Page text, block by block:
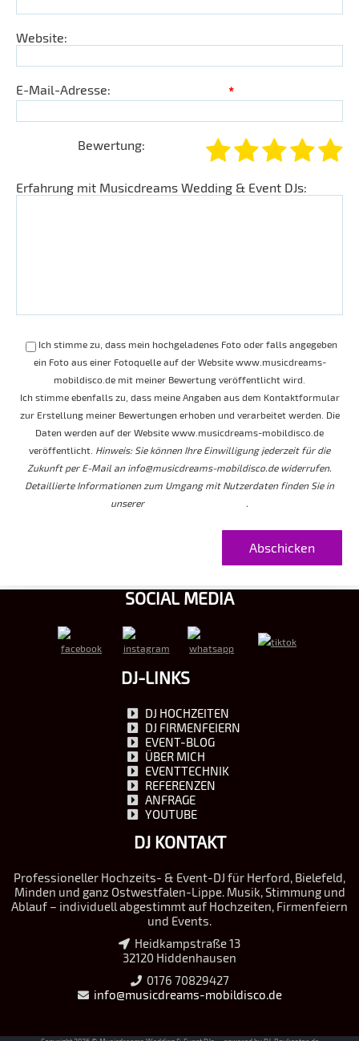
Website:
E-Mail-Adresse: *
Bewertung:
Erfahrung mit Musicdreams Wedding & Event DJs:
Ich stimme zu, dass mein hochgeladenes Foto oder falls angegeben
ein Foto aus einer Fotoquelle auf der Website www.musicdreams-
mobildisco.de mit meiner Bewertung veröffentlicht wird.
Ich stimme ebenfalls zu, dass meine Angaben aus dem Kontaktformular
zur Erstellung meiner Bewertungen erhoben und verarbeitet werden. Die
Daten werden auf der Website www.musicdreams-mobildisco.de
veröffentlicht. Hinweis: Sie können Ihre Einwilligung jederzeit für die
Zukunft per E-Mail an info@musicdreams-mobildisco.de widerrufen.
Detaillierte Informationen zum Umgang mit Nutzerdaten finden Sie in
unserer
.
SOCIAL MEDIA
DJ-LINKS
DJ HOCHZEITEN
DJ FIRMENFEIERN
EVENT-BLOG
ÜBER MICH
EVENTTECHNIK
REFERENZEN
ANFRAGE
YOUTUBE
DJ KONTAKT
Professioneller Hochzeits- & Event-DJ für Herford, Bielefeld,
Minden und ganz Ostwestfalen-Lippe. Musik, Stimmung und
Ablauf – individuell abgestimmt auf Hochzeiten, Firmenfeiern
und Events.
Heidkampstraße 13
32120 Hiddenhausen
0176 70829427
info@musicdreams-mobildisco.de